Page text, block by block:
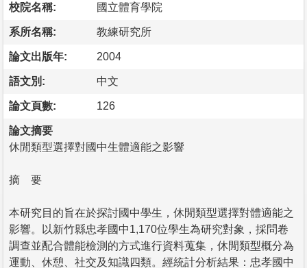
校院名稱: 國立體育學院
系所名稱: 教練研究所
論文出版年: 2004
語文別: 中文
論文頁數: 126
論文摘要
休閒類型選擇對國中生體適能之影響
摘 要
本研究目的旨在於探討國中學生，休閒類型選擇對體適能之
影響。以新竹縣忠孝國中1,170位學生為研究對象，採問卷
調查並配合體能檢測的方式進行資料蒐集，休閒類型概分為
運動、休憩、社交及知識四類。經統計分析結果：忠孝國中